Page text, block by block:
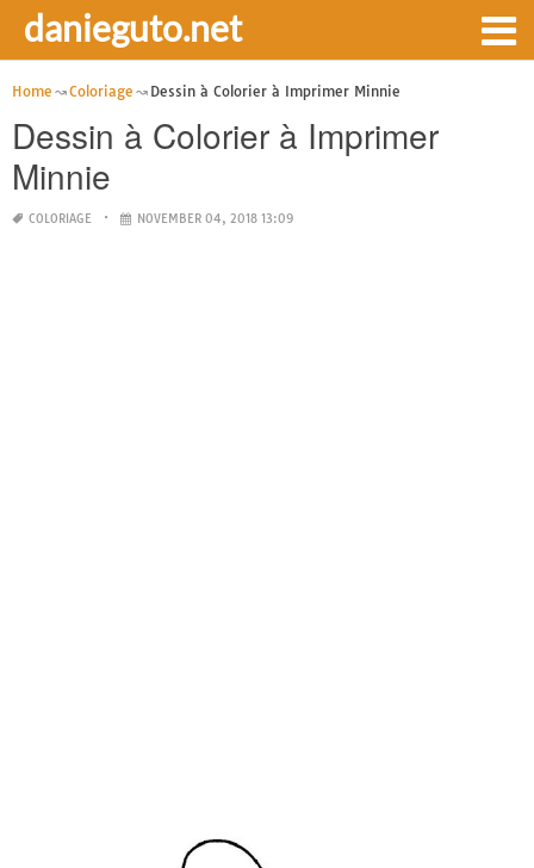
danieguto.net
Home Coloriage Dessin à Colorier à Imprimer Minnie
Dessin à Colorier à Imprimer
Minnie
COLORIAGE NOVEMBER 04, 2018 13:09